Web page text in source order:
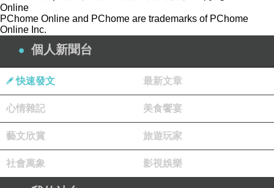
Online
PChome Online and PChome are trademarks of PChome
Online Inc.
個人新聞台
快速發文 最新文章
心情雜記 美食饗宴
藝文欣賞 旅遊玩家
社會萬象 影視娛樂